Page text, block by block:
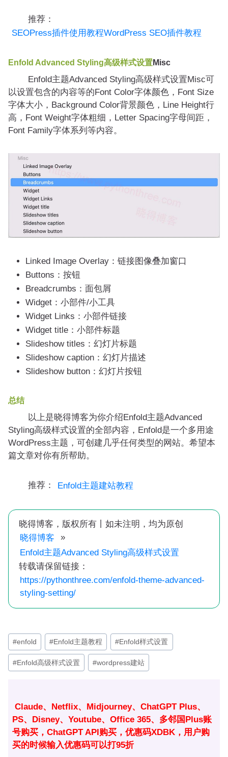
推荐：
SEOPress插件使用教程WordPress SEO插件教程
Enfold Advanced Styling高级样式设置Misc
Enfold主题Advanced Styling高级样式设置Misc可
以设置包含的内容等的Font Color字体颜色，Font Size
字体大小，Background Color背景颜色，Line Height行
高，Font Weight字体粗细，Letter Spacing字母间距，
Font Family字体系列等内容。
Linked Image Overlay：链接图像叠加窗口
Buttons：按钮
Breadcrumbs：面包屑
Widget：小部件/小工具
Widget Links：小部件链接
Widget title：小部件标题
Slideshow titles：幻灯片标题
Slideshow caption：幻灯片描述
Slideshow button：幻灯片按钮
总结
以上是晓得博客为你介绍Enfold主题Advanced
Styling高级样式设置的全部内容，Enfold是一个多用途
WordPress主题，可创建几乎任何类型的网站。希望本
篇文章对你有所帮助。
推荐： Enfold主题建站教程
晓得博客，版权所有丨如未注明，均为原创
晓得博客
»
Enfold主题Advanced Styling高级样式设置
转载请保留链接：
https://pythonthree.com/enfold-theme-advanced-
styling-setting/
文
章
标
#enfold #Enfold主题教程 #Enfold样式设置
#Enfold高级样式设置 #wordpress建站
Claude、Netflix、Midjourney、ChatGPT Plus、
PS、Disney、Youtube、Office 365、多邻国Plus账
号购买，ChatGPT API购买，优惠码XDBK，用户购
买的时候输入优惠码可以打95折